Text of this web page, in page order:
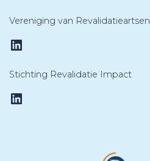
Vereniging van Revalidatieartsen
LinkedIn
Stichting Revalidatie Impact
LinkedIn